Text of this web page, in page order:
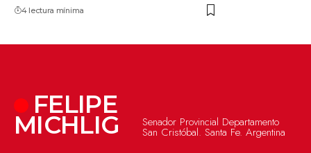
4 lectura mínima
FELIPE
MICHLIG Senador Provincial Departamento
San Cristóbal. Santa Fe. Argentina